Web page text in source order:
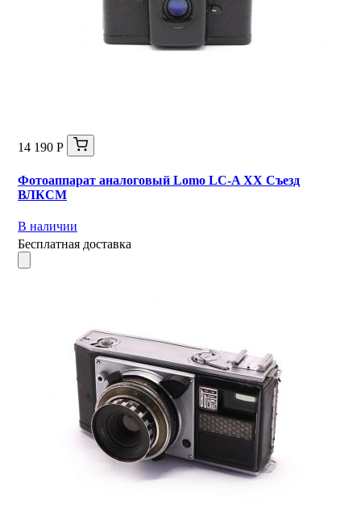
14 190 Р
Фотоаппарат аналоговый Lomo LC-A XX Съезд
ВЛКСМ
В наличии
Бесплатная доставка